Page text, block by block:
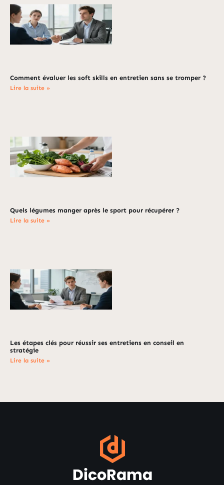
Comment évaluer les soft skills en entretien sans se tromper ?
Lire la suite »
Quels légumes manger après le sport pour récupérer ?
Lire la suite »
Les étapes clés pour réussir ses entretiens en conseil en
stratégie
Lire la suite »